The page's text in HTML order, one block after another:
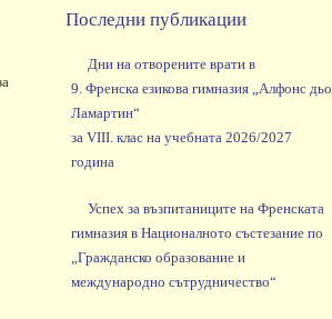
Последни публикации
Дни на отворените врати в
9. Френска езикова гимназия „Алфонс дьо
Ламартин“
за VIII. клас на учебната 2026/2027
година
Успех за възпитаниците на Френската
гимназия в Националното състезание по
„Гражданско образование и
международно сътрудничество“